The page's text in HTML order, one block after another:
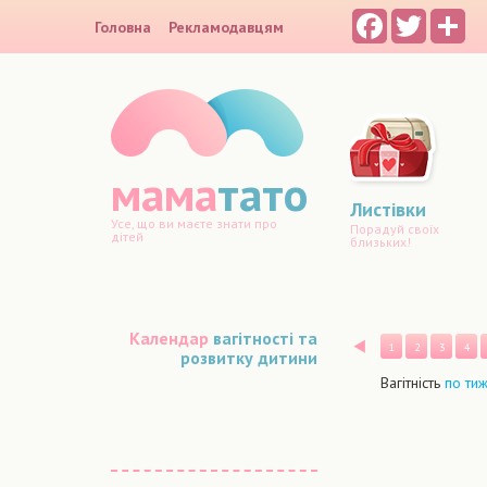
Головна Рекламодавцям FacebookTwitter
маматато
Усе, що ви маєте знати про
дітей
Листівки
Порадуй своїх
близьких!
Календар вагітності та
розвитку дитини
Назад
1 2 3 4
Вагітність по